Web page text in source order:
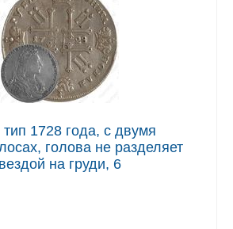
1728 года, с двумя
голова не разделяет
на груди, 6